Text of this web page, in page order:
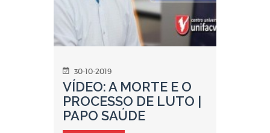
30-10-2019
VÍDEO: A MORTE E O
PROCESSO DE LUTO |
PAPO SAÚDE